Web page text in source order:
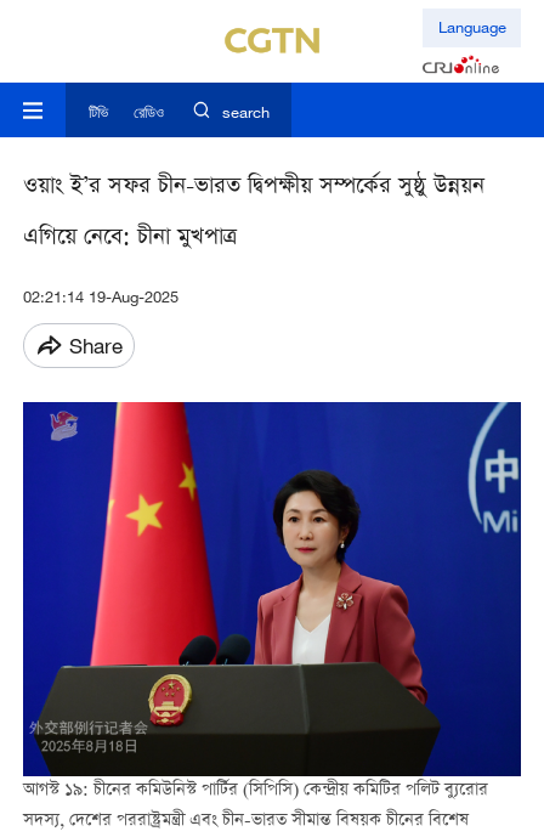
Language
টিভি রেডিও search
ওয়াং ই’র সফর চীন-ভারত দ্বিপক্ষীয় সম্পর্কের সুষ্ঠু উন্নয়ন
এগিয়ে নেবে: চীনা মুখপাত্র
02:21:14 19-Aug-2025
Share
আগস্ট ১৯: চীনের কমিউনিস্ট পার্টির (সিপিসি) কেন্দ্রীয় কমিটির পলিট ব্যুরোর
সদস্য, দেশের পররাষ্ট্রমন্ত্রী এবং চীন-ভারত সীমান্ত বিষয়ক চীনের বিশেষ